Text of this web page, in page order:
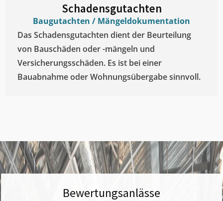
Schadensgutachten
Baugutachten / Mängeldokumentation
Das Schadensgutachten dient der Beurteilung
von Bauschäden oder -mängeln und
Versicherungsschäden. Es ist bei einer
Bauabnahme oder Wohnungsübergabe sinnvoll.
Bewertungsanlässe